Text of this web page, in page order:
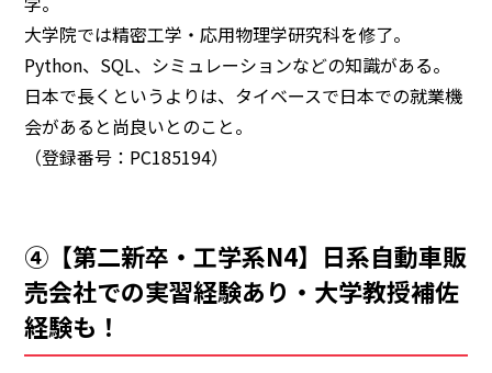
大学院では精密工学・応用物理学研究科を修了。
Python、SQL、シミュレーションなどの知識がある。
日本で長くというよりは、タイベースで日本での就業機
会があると尚良いとのこと。
（登録番号：PC185194）
④【第二新卒・工学系N4】日系自動車販
売会社での実習経験あり・大学教授補佐
経験も！